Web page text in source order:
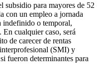
subsidio para mayores de 52
con un empleo a jornada
indefinido o temporal,
En cualquier caso, será
de carecer de rentas
(SMI) y
fueron determinantes para